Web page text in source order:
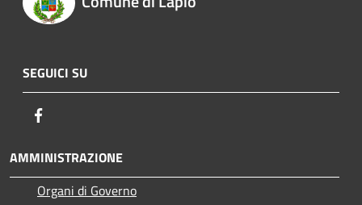
SEGUICI SU
AMMINISTRAZIONE
Organi di Governo